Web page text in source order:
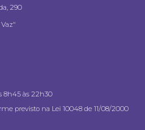
290
8h45 às 22h30
previsto na Lei 10048 de 11/08/2000